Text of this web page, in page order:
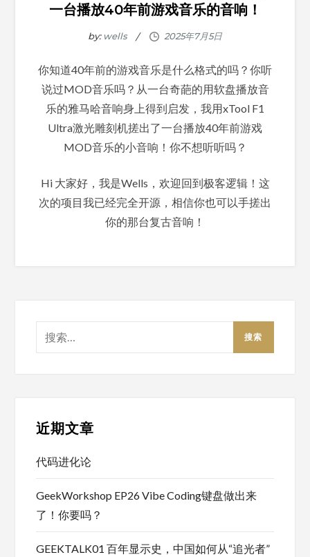
一台播放40年前游戏音乐的音响！
by: wells
你知道40年前的游戏音乐是什么格式的吗？你听
说过MOD音乐吗？从一台奇葩的用软盘播放音
乐的雅马哈音响身上得到启发，我用xTool F1
Ultra激光雕刻机搓出了一台播放40年前游戏
MOD音乐的小音响！你不想听听吗？
Hi 大家好，我是Wells，欢迎回到极客逻辑！这
次的项目我已经完全开源，相信你也可以手搓出
你的那台复古音响！
搜
索：
近期文章
代码进化论
GeekWorkshop EP26 Vibe Coding键盘做出来
了！你要吗？
GEEKTALK01 百年显示史，中国如何从“追光者”